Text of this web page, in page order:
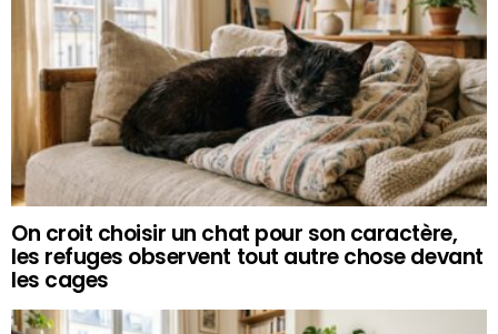
On croit choisir un chat pour son caractère,
les refuges observent tout autre chose devant
les cages